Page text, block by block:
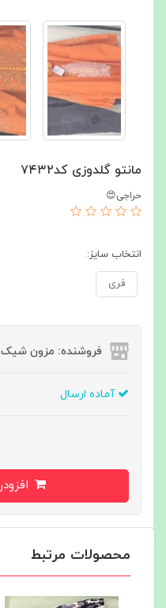
مانتو گلدوزی کد۷۴۳۲
حراجی😍
انتخاب سایز:
فری
فروشنده: مزون شیک
آماده ارسال
محصولات مرتبط